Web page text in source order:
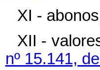
XI -
XII -
nº 15.141,